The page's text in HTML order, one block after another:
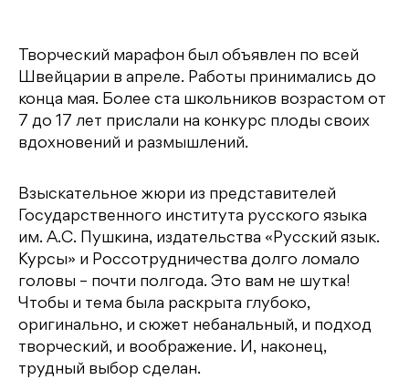
Творческий марафон был объявлен по всей
Швейцарии в апреле. Работы принимались до
конца мая. Более ста школьников возрастом от
7 до 17 лет прислали на конкурс плоды своих
вдохновений и размышлений.
Взыскательное жюри из представителей
Государственного института русского языка
им. А.С. Пушкина, издательства «Русский язык.
Курсы» и Россотрудничества долго ломало
головы – почти полгода. Это вам не шутка!
Чтобы и тема была раскрыта глубоко,
оригинально, и сюжет небанальный, и подход
творческий, и воображение. И, наконец,
трудный выбор сделан.